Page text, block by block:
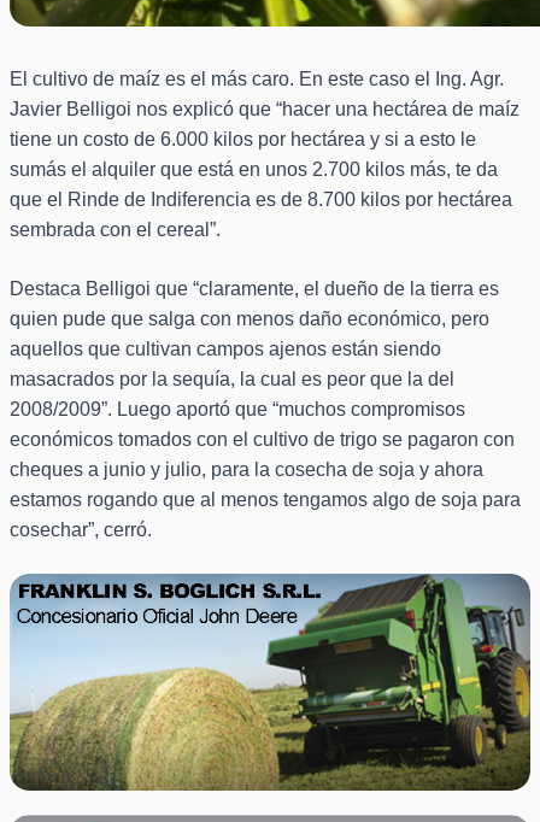
El cultivo de maíz es el más caro. En este caso el Ing. Agr.
Javier Belligoi nos explicó que “hacer una hectárea de maíz
tiene un costo de 6.000 kilos por hectárea y si a esto le
sumás el alquiler que está en unos 2.700 kilos más, te da
que el Rinde de Indiferencia es de 8.700 kilos por hectárea
sembrada con el cereal”.
Destaca Belligoi que “claramente, el dueño de la tierra es
quien pude que salga con menos daño económico, pero
aquellos que cultivan campos ajenos están siendo
masacrados por la sequía, la cual es peor que la del
2008/2009”. Luego aportó que “muchos compromisos
económicos tomados con el cultivo de trigo se pagaron con
cheques a junio y julio, para la cosecha de soja y ahora
estamos rogando que al menos tengamos algo de soja para
cosechar”, cerró.